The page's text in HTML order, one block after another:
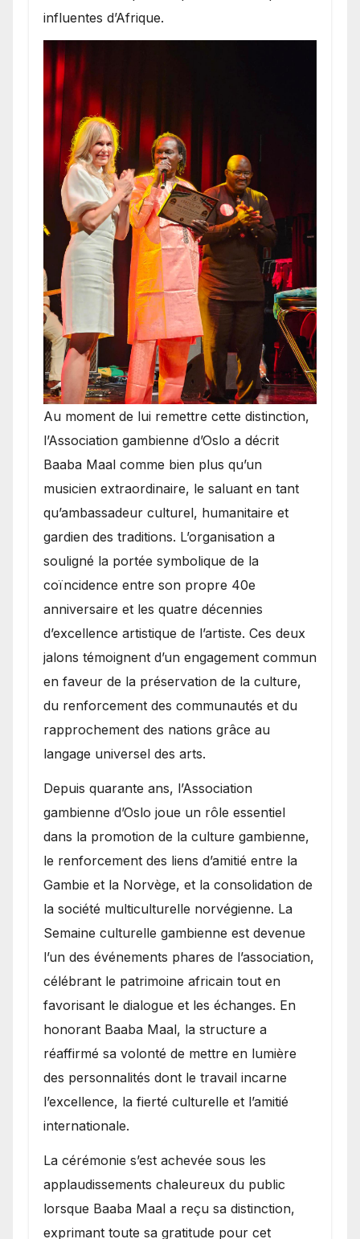
influentes d’Afrique.
​Au moment de lui remettre cette distinction,
l’Association gambienne d’Oslo a décrit
Baaba Maal comme bien plus qu’un
musicien extraordinaire, le saluant en tant
qu’ambassadeur culturel, humanitaire et
gardien des traditions. L’organisation a
souligné la portée symbolique de la
coïncidence entre son propre 40e
anniversaire et les quatre décennies
d’excellence artistique de l’artiste. Ces deux
jalons témoignent d’un engagement commun
en faveur de la préservation de la culture,
du renforcement des communautés et du
rapprochement des nations grâce au
langage universel des arts.
​Depuis quarante ans, l’Association
gambienne d’Oslo joue un rôle essentiel
dans la promotion de la culture gambienne,
le renforcement des liens d’amitié entre la
Gambie et la Norvège, et la consolidation de
la société multiculturelle norvégienne. La
Semaine culturelle gambienne est devenue
l’un des événements phares de l’association,
célébrant le patrimoine africain tout en
favorisant le dialogue et les échanges. En
honorant Baaba Maal, la structure a
réaffirmé sa volonté de mettre en lumière
des personnalités dont le travail incarne
l’excellence, la fierté culturelle et l’amitié
internationale.
​La cérémonie s’est achevée sous les
applaudissements chaleureux du public
lorsque Baaba Maal a reçu sa distinction,
exprimant toute sa gratitude pour cet